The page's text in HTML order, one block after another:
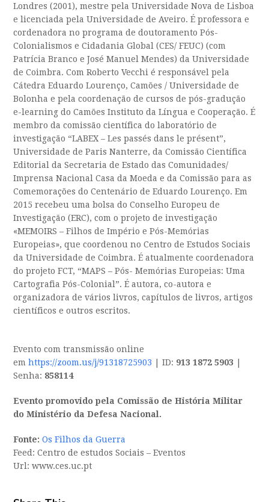
Londres (2001), mestre pela Universidade Nova de Lisboa
e licenciada pela Universidade de Aveiro. É professora e
cordenadora no programa de doutoramento Pós-
Colonialismos e Cidadania Global (CES/ FEUC) (com
Patrícia Branco e José Manuel Mendes) da Universidade
de Coimbra. Com Roberto Vecchi é responsável pela
Cátedra Eduardo Lourenço, Camões / Universidade de
Bolonha e pela coordenação de cursos de pós-gradução
e-learning do Camões Instituto da Língua e Cooperação. É
membro da comissão científica do laboratório de
investigação “LABEX – Les passés dans le présent”,
Universidade de Paris Nanterre, da Comissão Científica
Editorial da Secretaria de Estado das Comunidades/
Imprensa Nacional Casa da Moeda e da Comissão para as
Comemorações do Centenário de Eduardo Lourenço. Em
2015 recebeu uma bolsa do Conselho Europeu de
Investigação (ERC), com o projeto de investigação
«MEMOIRS – Filhos de Império e Pós-Memórias
Europeias», que coordenou no Centro de Estudos Sociais
da Universidade de Coimbra. É atualmente coordenadora
do projeto FCT, “MAPS – Pós- Memórias Europeias: Uma
Cartografia Pós-Colonial”. É autora, co-autora e
organizadora de vários livros, capítulos de livros, artigos
científicos e outros escritos.
Evento com transmissão online
emhttps://zoom.us/j/91318725903 | ID: 913 1872 5903
Senha: 858114
Evento promovido pela Comissão de História Militar
do Ministério da Defesa Nacional.
Fonte: Os Filhos da Guerra
Feed: Centro de estudos Sociais – Eventos
Url: www.ces.uc.pt